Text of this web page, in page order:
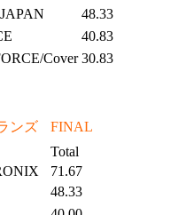
48.33
40.83
Cover 30.83
ンズ
FINAL
Total
71.67
48.33